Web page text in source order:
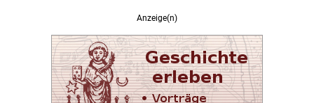
Anzeige(n)